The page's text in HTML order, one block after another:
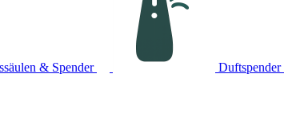
& Spender
Duftspender